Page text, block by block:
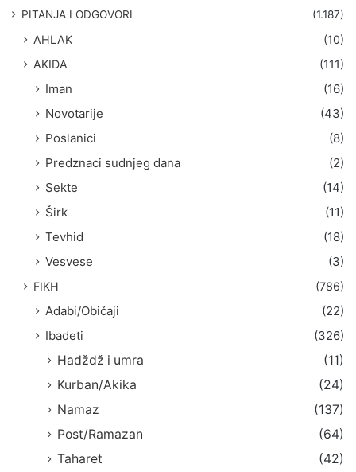
PITANJA I ODGOVORI (1.187)
AHLAK
(10)
AKIDA
(111)
Iman
(16)
Novotarije
(43)
Poslanici
(8)
Predznaci sudnjeg dana
(2)
Sekte
(14)
Širk
(11)
Tevhid
(18)
Vesvese
(3)
FIKH (786)
Adabi/Običaji
(22)
Ibadeti
(326)
Hadždž i umra
(11)
Kurban/Akika
(24)
Namaz
(137)
Post/Ramazan
(64)
Taharet
(42)